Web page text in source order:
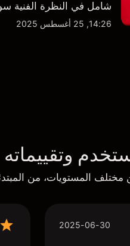
شامل في النظرة الفنية
14:26, 25 أغسطس 2025
وتقييماته
المستويات، من
2025-06-30